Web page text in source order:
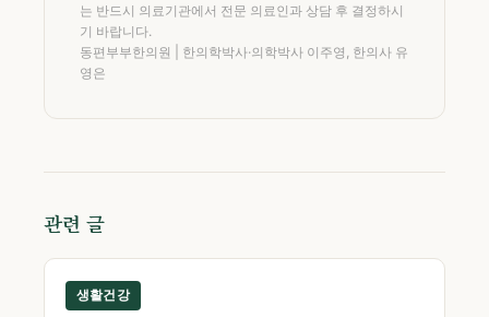
는 반드시 의료기관에서 전문 의료인과 상담 후 결정하시
기 바랍니다.
동편부부한의원 | 한의학박사·의학박사 이주영, 한의사 유
영은
관련 글
생활건강